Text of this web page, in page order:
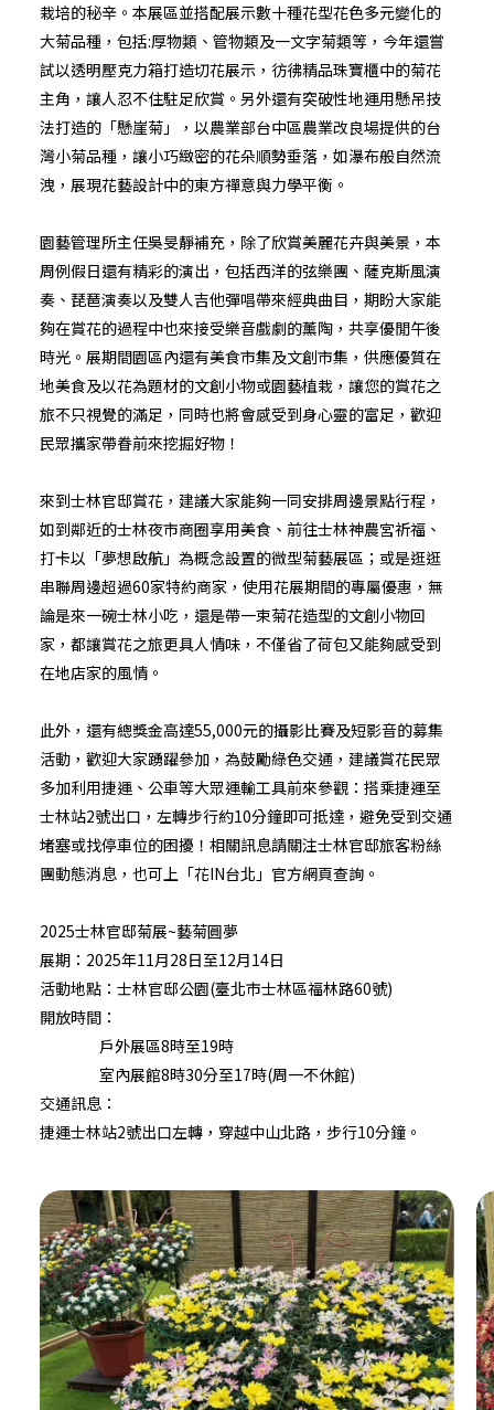
栽培的秘辛。本展區並搭配展示數十種花型花色多元變化的
大菊品種，包括:厚物類、管物類及一文字菊類等，今年還嘗
試以透明壓克力箱打造切花展示，彷彿精品珠寶櫃中的菊花
主角，讓人忍不住駐足欣賞。另外還有突破性地運用懸吊技
法打造的「懸崖菊」，以農業部台中區農業改良場提供的台
灣小菊品種，讓小巧緻密的花朵順勢垂落，如瀑布般自然流
洩，展現花藝設計中的東方禪意與力學平衡。
園藝管理所主任吳旻靜補充，除了欣賞美麗花卉與美景，本
周例假日還有精彩的演出，包括西洋的弦樂團、薩克斯風演
奏、琵琶演奏以及雙人吉他彈唱帶來經典曲目，期盼大家能
夠在賞花的過程中也來接受樂音戲劇的薰陶，共享優閒午後
時光。展期間園區內還有美食市集及文創市集，供應優質在
地美食及以花為題材的文創小物或園藝植栽，讓您的賞花之
旅不只視覺的滿足，同時也將會感受到身心靈的富足，歡迎
民眾攜家帶眷前來挖掘好物！
來到士林官邸賞花，建議大家能夠一同安排周邊景點行程，
如到鄰近的士林夜市商圈享用美食、前往士林神農宮祈福、
打卡以「夢想啟航」為概念設置的微型菊藝展區；或是逛逛
串聯周邊超過60家特約商家，使用花展期間的專屬優惠，無
論是來一碗士林小吃，還是帶一束菊花造型的文創小物回
家，都讓賞花之旅更具人情味，不僅省了荷包又能夠感受到
在地店家的風情。
此外，還有總獎金高達55,000元的攝影比賽及短影音的募集
活動，歡迎大家踴躍參加，為鼓勵綠色交通，建議賞花民眾
多加利用捷運、公車等大眾運輸工具前來參觀：搭乘捷運至
士林站2號出口，左轉步行約10分鐘即可抵達，避免受到交通
堵塞或找停車位的困擾！相關訊息請關注士林官邸旅客粉絲
團動態消息，也可上「花IN台北 」官方網頁查詢。
2025士林官邸菊展~藝菊圓夢
展期：2025年11月28日至12月14日
活動地點：士林官邸公園(臺北市士林區福林路60號)
開放時間：
戶外展區8時至19時
室內展館8時30分至17時(周一不休館)
交通訊息：
捷運士林站2號出口左轉，穿越中山北路，步行10分鐘。